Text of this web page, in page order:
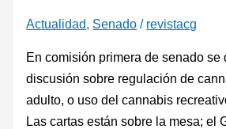
Actualidad, Senado / revistacg
En comisión primera de senado se
discusión sobre regulación de
adulto, o uso del cannabis
Las cartas están sobre la mesa; el